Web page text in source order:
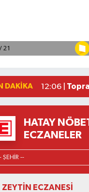
DAKIKA
12:06 |
HATAY
ECZANELER
ZEYTİN ECZANESİ